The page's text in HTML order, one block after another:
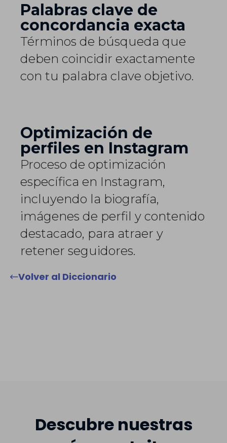
Palabras clave de
concordancia exacta
Términos de búsqueda que
deben coincidir exactamente
con tu palabra clave objetivo.
Optimización de
perfiles en Instagram
Proceso de optimización
específica en Instagram,
incluyendo la biografía,
imágenes de perfil y contenido
destacado, para atraer y
retener seguidores.
Volver al Diccionario
Descubre nuestras